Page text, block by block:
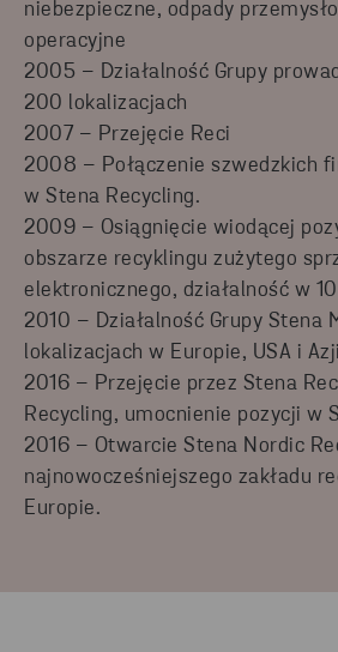
niebezpieczne, odpady
operacyjne
2005 – Działalność Grupy
200 lokalizacjach
2007 – Przejęcie Reci
2008 – Połączenie szwedzkich
w Stena Recycling.
2009 – Osiągnięcie wiodącej
obszarze recyklingu zużytego
elektronicznego, działalność w
2010 – Działalność Grupy Stena
lokalizacjach w Europie, USA i
2016 – Przejęcie przez Stena
Recycling, umocnienie pozycji w
2016 – Otwarcie Stena Nordic
najnowocześniejszego zakładu
Europie.